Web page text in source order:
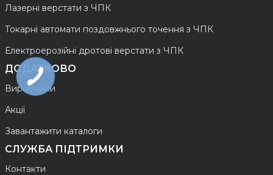
Лазерні верстати з ЧПК
Токарні автомати поздовжнього точення з ЧПК
Електроерозійні дротові верстати з ЧПК
ДОДАТКОВО
Виробники
Акції
Завантажити каталоги
СЛУЖБА ПІДТРИМКИ
Контакти